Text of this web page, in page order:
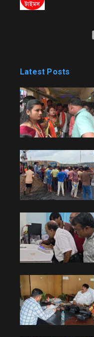
Latest Posts